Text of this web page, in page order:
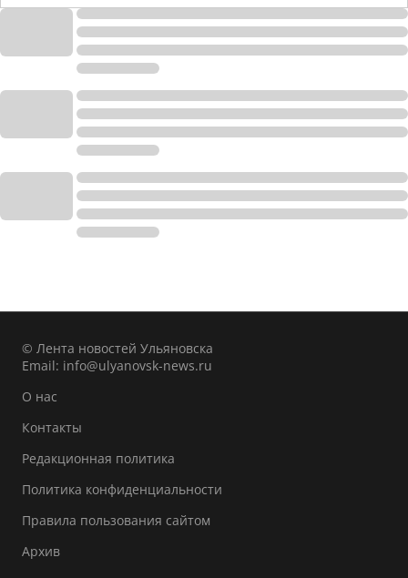
© Лента новостей Ульяновска
Email: info@ulyanovsk-news.ru
О нас
Контакты
Редакционная политика
Политика конфиденциальности
Правила пользования сайтом
Архив